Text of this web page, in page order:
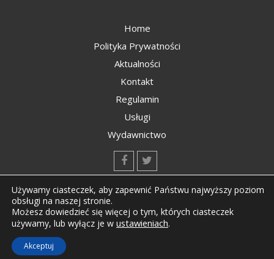
Home
Polityka Prywatności
Aktualności
Kontakt
Regulamin
Usługi
Wydawnictwo
Copyright © All rights reserved Kompozyty.net
Używamy ciasteczek, aby zapewnić Państwu najwyższy poziom
obsługi na naszej stronie.
Możesz dowiedzieć się więcej o tym, których ciasteczek
używamy, lub wyłącz je w ustawieniach.
Akceptuj